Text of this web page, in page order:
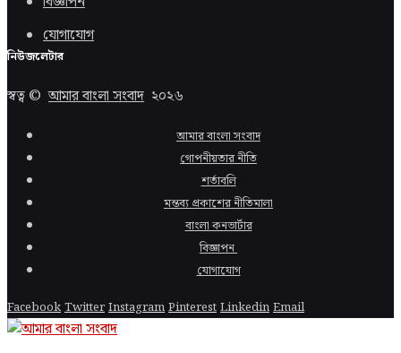
যোগাযোগ
নিউজলেটার
স্বত্ব ©আমার বাংলা সংবাদ ২০২৬
আমার বাংলা সংবাদ
গোপনীয়তার নীতি
শর্তাবলি
মন্তব্য প্রকাশের নীতিমালা
বাংলা কনভার্টার
বিজ্ঞাপন
যোগাযোগ
FacebookTwitterInstagramPinterestLinkedinEmail